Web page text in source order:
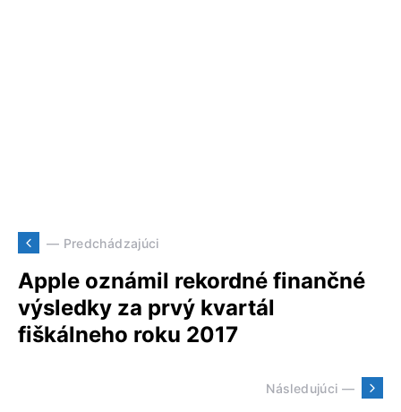
— Predchádzajúci
Apple oznámil rekordné finančné
výsledky za prvý kvartál
fiškálneho roku 2017
Následujúci —